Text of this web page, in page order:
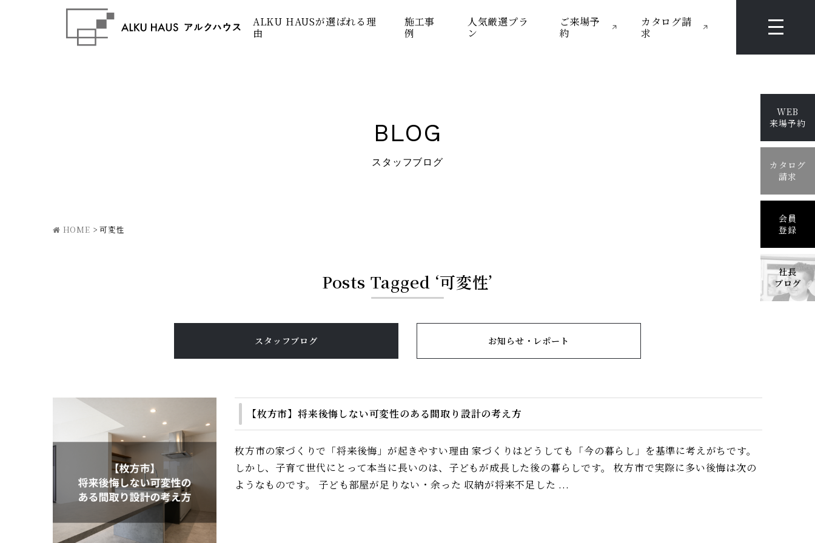
ALKU HAUSが選ばれる理
由
施工事
例
人気厳選プラ
ン
ご来場予
約
カタログ請
求
BLOG
スタッフブログ
HOME >可変性
Posts Tagged ‘可変性’
スタッフブログ お知らせ・レポート
【枚方市】将来後悔しない可変性のある間取り設計の考え方
枚方市の家づくりで「将来後悔」が起きやすい理由 家づくりはどうしても「今の暮らし」を基準に考えがちです。
しかし、子育て世代にとって本当に長いのは、子どもが成長した後の暮らしです。 枚方市で実際に多い後悔は次の
ようなものです。 子ども部屋が足りない・余った 収納が将来不足した ...
WEB
来場予約
カタログ
請求
会員
登録
社長
ブログ